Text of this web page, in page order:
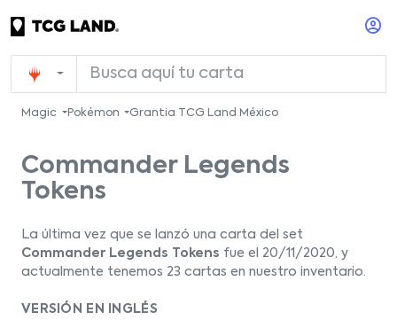
Magic Pokémon Grantia TCG Land México
Commander Legends
Tokens
La última vez que se lanzó una carta del set
Commander Legends Tokens fue el 20/11/2020, y
actualmente tenemos 23 cartas en nuestro inventario.
VERSIÓN EN INGLÉS